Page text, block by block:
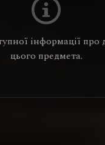
інформації про
цього предмета.